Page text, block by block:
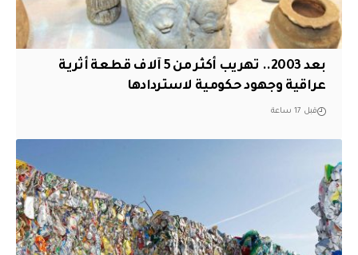
بعد 2003.. تهريب أكثر من 5 آلاف قطعة أثرية
عراقية وجهود حكومية لاستردادها
قبل 17 ساعة